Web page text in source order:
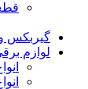
گیربکس
لوازم